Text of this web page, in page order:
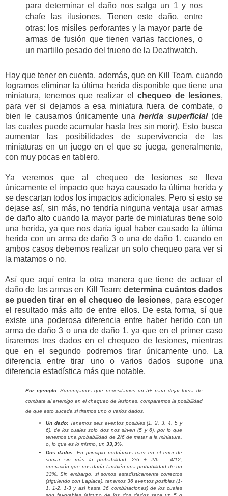
para determinar el daño nos salga un 1 y nos
chafe las ilusiones. Tienen este daño, entre
otras: los misiles perforantes y la mayor parte de
armas de fusión que tienen varias facciones, o
un martillo pesado del trueno de la Deathwatch.
Hay que tener en cuenta, además, que en Kill Team, cuando
logramos eliminar la última herida disponible que tiene una
miniatura, tenemos que realizar el chequeo de lesiones,
para ver si dejamos a esa miniatura fuera de combate, o
bien le causamos únicamente unaherida superficial(de
las cuales puede acumular hasta tres sin morir). Esto busca
aumentar las posibilidades de supervivencia de las
miniaturas en un juego en el que se juega, generalmente,
con muy pocas en tablero.
Ya veremos que al chequeo de lesiones se lleva
únicamente el impacto que haya causado la última herida y
se descartan todos los impactos adicionales. Pero si esto se
dejase así, sin más, no tendría ninguna ventaja usar armas
de daño alto cuando la mayor parte de miniaturas tiene solo
una herida, ya que nos daría igual haber causado la última
herida con un arma de daño 3 o una de daño 1, cuando en
ambos casos debemos realizar un solo chequeo para ver si
la matamos o no.
Así que aquí entra la otra manera que tiene de actuar el
daño de las armas en Kill Team:determina cuántos dados
se pueden tirar en el chequeo de lesiones, para escoger
el resultado más alto de entre ellos. De esta forma, sí que
existe una poderosa diferencia entre haber herido con un
arma de daño 3 o una de daño 1, ya que en el primer caso
tiraremos tres dados en el chequeo de lesiones, mientras
que en el segundo podremos tirar únicamente uno. La
diferencia entre tirar uno o varios dados supone una
diferencia estadística más que notable.
Por ejemplo:Supongamos que necesitamos un 5+ para dejar fuera de
combate al enemigo en el chequeo de lesiones, comparemos la posibilidad
de que esto suceda si tiramos uno o varios dados.
Un dado:Tenemos seis eventos posibles (1, 2, 3, 4, 5 y
6), de los cuales solo dos nos sirven (5 y 6), por lo que
tenemos una probabilidad de 2/6 de matar a la miniatura,
o, lo que es lo mismo, un 33,3%.
Dos dados: En principio podríamos caer en el error de
sumar sin más la probabilidad: 2/6 + 2/6 = 4/12,
operación que nos daría también una probabilidad de un
33%. Sin embargo, si somos estadísticamente correctos
(siguiendo con Laplace), tenemos 36 eventos posibles (1-
1, 1-2, 1-3 y así hasta 36 combinaciones) de los cuales